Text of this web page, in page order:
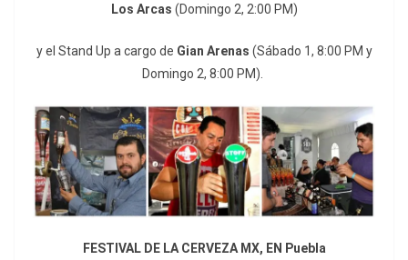
Los Arcas (Domingo 2, 2:00 PM)
y el Stand Up a cargo de Gian Arenas (Sábado 1, 8:00 PM y
Domingo 2, 8:00 PM).
FESTIVAL DE LA CERVEZA MX, EN Puebla